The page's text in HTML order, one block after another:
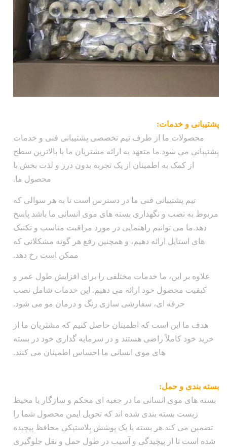
پشتیبانی و خدمات:
محصولات ما از طرف تیم تخصصی پشتیبانی فنی و خدمات
پشتیبانی می شود.ما متعهد به ارائه مشتریان ما با بالاترین سطح
از کمک به اطمینان از یک تجربه بدون درز و لذت بخش با
محصول ما.
تیم پشتیبانی فنی ما در دسترس است تا به هر سوالی که
مربوط به نصب و نگهداری بسته های موی انسانی ما باشد پاسخ
دهد.ما می توانیم راهنمایی در مورد مراقبت مناسب و تکنیک
های استایل ارائه دهیم، و همچنین رفع هر گونه مشکلاتی که
ممکن است رخ دهد.
علاوه بر این، ما خدمات مختلفی را برای افزایش طول عمر و
کیفیت محصول خود ارائه می دهیم. این خدمات شامل نصب
حرفه ای، سفارشی سازی رنگ و درمان مو می شود.
هدف ما این است که اطمینان حاصل کنیم که مشتریان ما از
خرید خود کاملاً راضی هستند و در سرمایه گذاری خود در بسته
های موی انسانی ما احساس اطمینان می کنند.
بسته بندی و حمل:
بسته های موی انسانی ما در جعبه ای محکم و سازگار با محیط
زیست بسته بندی شده اند که تحویل ایمن محصول شما را
تضمین می کند.هر بسته با یک پوشش پلاستیکی محافظ پیچیده
شده است تا از پیچیدگی و آسیب در طول حمل و نقل جلوگیری